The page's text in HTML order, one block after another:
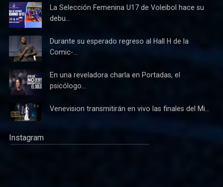
La Selección Femenina U17 de Voleibol hace su
debu...
Durante su esperado regreso al Hall H de la
Comic-...
En una reveladora charla en Portadas, el
psicólogo...
Venevision transmitirán en vivo las finales del Mi...
Instagram